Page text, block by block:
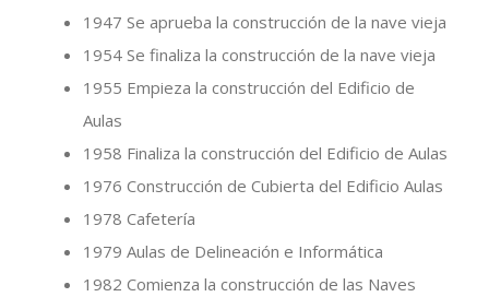
1947 Se aprueba la construcción de la nave vieja
1954 Se finaliza la construcción de la nave vieja
1955 Empieza la construcción del Edificio de
Aulas
1958 Finaliza la construcción del Edificio de Aulas
1976 Construcción de Cubierta del Edificio Aulas
1978 Cafetería
1979 Aulas de Delineación e Informática
1982 Comienza la construcción de las Naves